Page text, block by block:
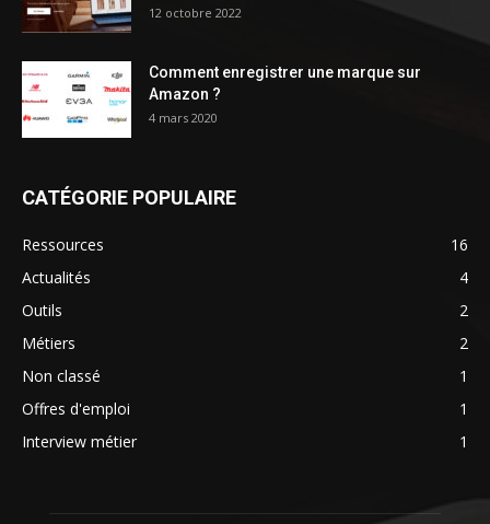
12 octobre 2022
Comment enregistrer une marque sur
Amazon ?
4 mars 2020
CATÉGORIE POPULAIRE
Ressources
16
Actualités
4
Outils
2
Métiers
2
Non classé
1
Offres d'emploi
1
Interview métier
1